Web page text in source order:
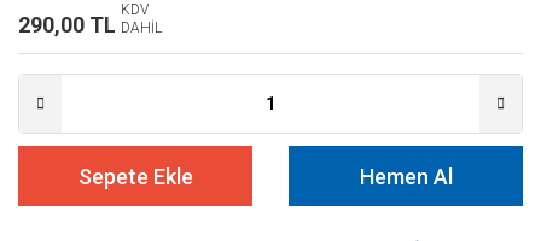
290,00 TL
KDV
DAHİL
Sepete Ekle Hemen Al